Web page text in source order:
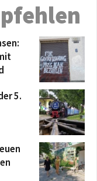
5.